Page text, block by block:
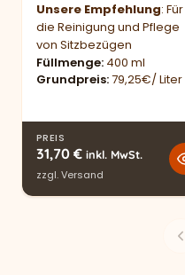
Unsere Empfehlung: Für
die Reinigung und Pflege
von Sitzbezügen
Füllmenge 400 ml
Grundpreis 79,25€/ Liter
PREIS
31,70 € inkl. MwSt.
zzgl.Versand